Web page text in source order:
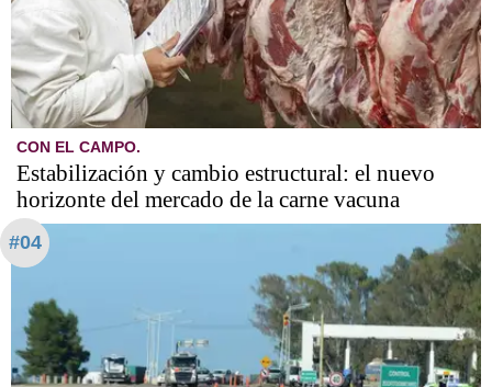
CON EL CAMPO.
Estabilización y cambio estructural: el nuevo
horizonte del mercado de la carne vacuna
#04